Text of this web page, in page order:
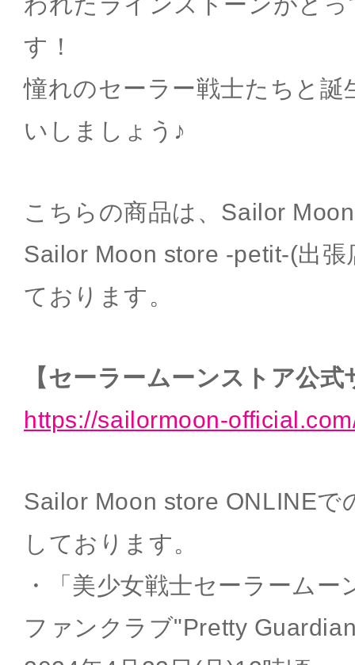
す！
憧れのセーラー戦士たちと誕
いしましょう♪
こちらの商品は、Sailor
Sailor Moon store -petit-(出張
ております。
【セーラームーンストア公式
https://sailormoon-
Sailor Moon store ONLINEで
しております。
・「美少女戦士セーラーム
ファンクラブ"Pretty